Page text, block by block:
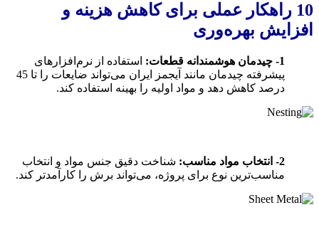
10 راهکار عملی برای کاهش هزینه و
افزایش بهره‌وری
1- چیدمان هوشمندانه قطعات:
استفاده از نرم‌افزارهای
پیشرفته چیدمان مانند آیجمز ایران می‌تواند ضایعات را تا 45
درصد کاهش دهد و مواد اولیه را بهینه استفاده کند.
2- انتخاب مواد مناسب:
شناخت دقیق جنس مواد و انتخاب
مناسب‌ترین نوع برای پروژه، می‌تواند برش را کارآمدتر کند.